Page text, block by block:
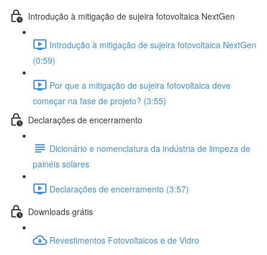
Introdução à mitigação de sujeira fotovoltaica NextGen
Introdução à mitigação de sujeira fotovoltaica NextGen
(0:59)
Por que a mitigação de sujeira fotovoltaica deve
começar na fase de projeto? (3:55)
Declarações de encerramento
Dicionário e nomenclatura da indústria de limpeza de
painéis solares
Declarações de encerramento (3:57)
Downloads grátis
Revestimentos Fotovoltaicos e de Vidro